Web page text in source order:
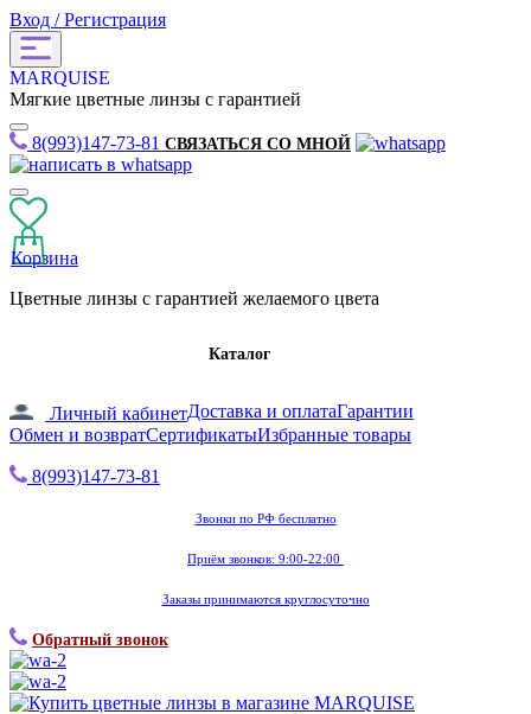
Вход / Регистрация
MARQUISE
Мягкие цветные линзы с гарантией
8(993)147-73-81 СВЯЗАТЬСЯ СО МНОЙ
Корзина
Цветные линзы с гарантией желаемого цвета
Каталог
Личный кабинетДоставка и оплатаГарантии
Обмен и возвратСертификатыИзбранные товары
8(993)147-73-81
Звонки по РФ бесплатно
Приём звонков: 9:00-22:00
Заказы принимаются круглосуточно
Обратный звонок